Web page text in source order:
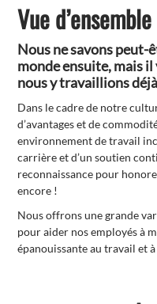
Vue d’ensemble
Nous ne savons peut-
monde ensuite, mais il
nous y travaillions
Dans le cadre de notre
d’avantages et de
environnement de travail
carrière et d’un soutien
reconnaissance pour
encore !
Nous offrons une grande
pour aider nos employés à
épanouissante au travail et à